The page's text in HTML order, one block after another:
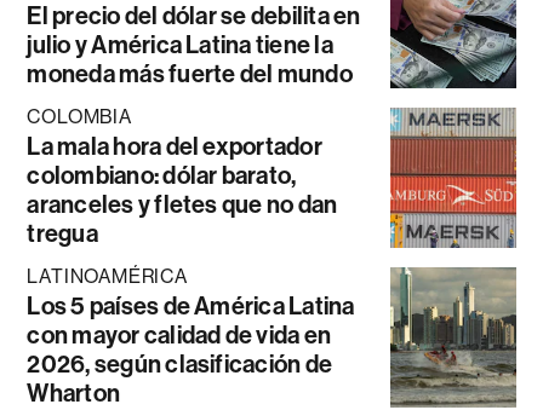
El precio del dólar se debilita en
julio y América Latina tiene la
moneda más fuerte del mundo
COLOMBIA
La mala hora del exportador
colombiano: dólar barato,
aranceles y fletes que no dan
tregua
LATINOAMÉRICA
Los 5 países de América Latina
con mayor calidad de vida en
2026, según clasificación de
Wharton